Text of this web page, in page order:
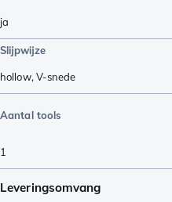
ja
Slijpwijze
hollow,V-snede
Aantal tools
1
Leveringsomvang